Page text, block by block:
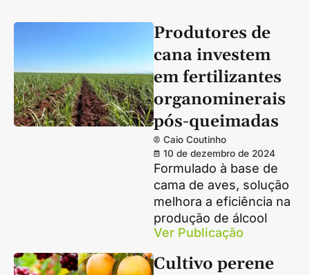
Produtores de
cana investem
em fertilizantes
organominerais
pós-queimadas
Caio Coutinho
10 de dezembro de 2024
Formulado à base de
cama de aves, solução
melhora a eficiência na
produção de álcool
Ver Publicação
Cultivo perene